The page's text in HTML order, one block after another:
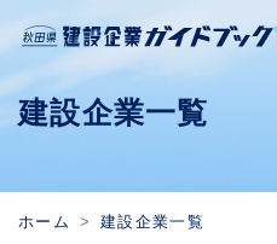
建設企業一覧
ホーム 建設企業一覧